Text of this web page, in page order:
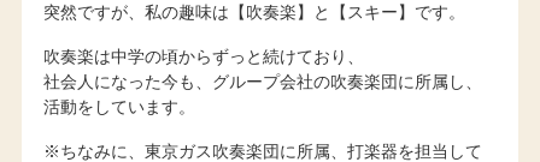
突然ですが、私の趣味は【吹奏楽】と【スキー】です。
吹奏楽は中学の頃からずっと続けており、
社会人になった今も、グループ会社の吹奏楽団に所属し、
活動をしています。
※ちなみに、東京ガス吹奏楽団に所属、打楽器を担当して